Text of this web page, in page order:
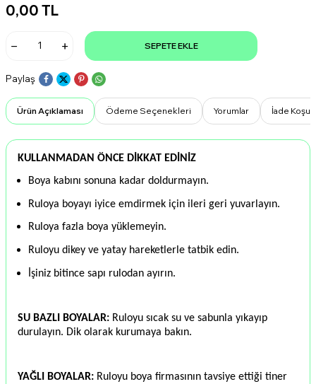
0,00 TL
SEPETE EKLE
Paylaş
Ürün Açıklaması Ödeme Seçenekleri Yorumlar İade
KULLANMADAN ÖNCE DİKKAT EDİNİZ
Boya kabını sonuna kadar doldurmayın.
Ruloya boyayı iyice emdirmek için ileri geri yuvarlayın.
Ruloya fazla boya yüklemeyin.
Ruloyu dikey ve yatay hareketlerle tatbik edin.
İşiniz bitince sapı rulodan ayırın.
SU BAZLI BOYALAR: Ruloyu sıcak su ve sabunla yıkayıp
durulayın. Dik olarak kurumaya bakın.
YAĞLI BOYALAR: Ruloyu boya firmasının tavsiye ettiği tiner